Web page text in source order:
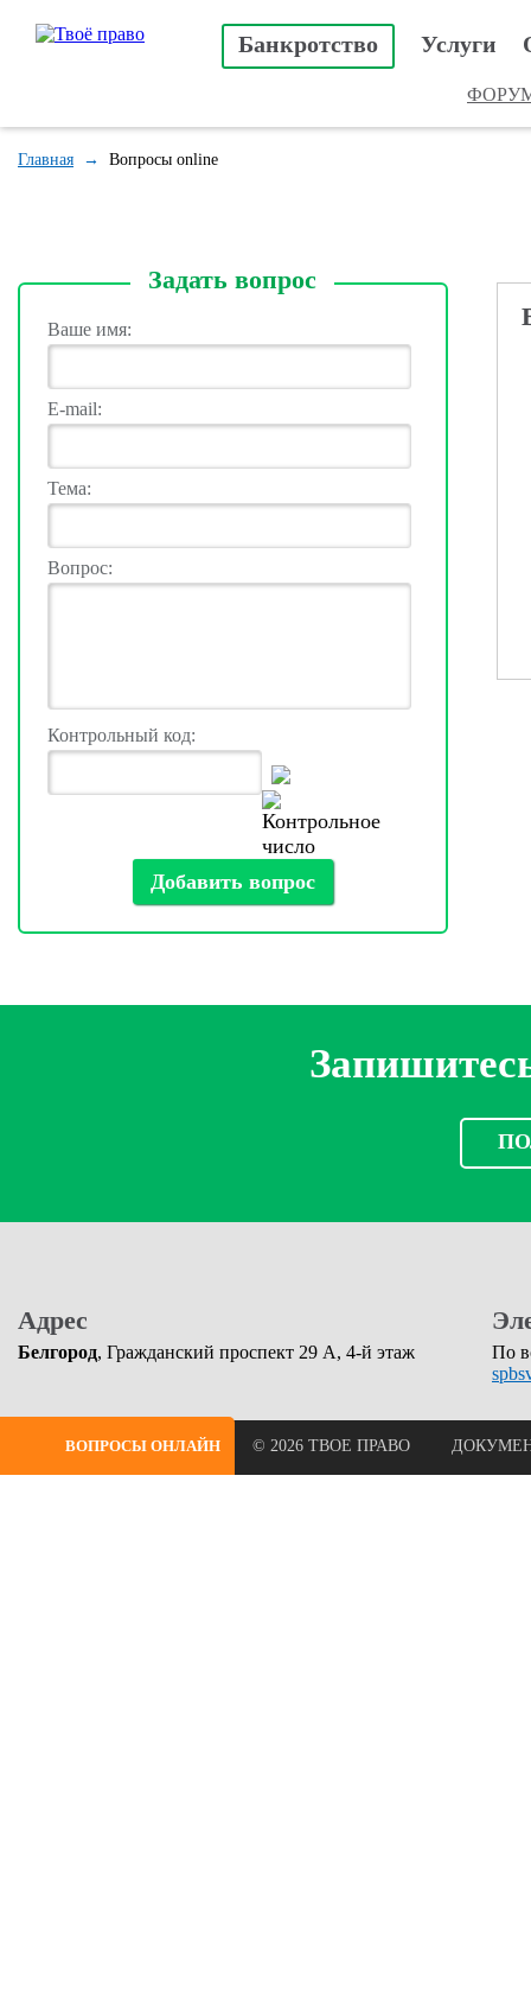
Банкротство Услуги
Главная → Вопросы online
Задать вопрос
Ваше имя:
E-mail:
Тема:
Вопрос:
Контрольный код:
Адрес
Белгород, Гражданский проспект 29 А, 4-й этаж
По
ВОПРОСЫ ОНЛАЙН © 2026 ТВОЕ ПРАВО